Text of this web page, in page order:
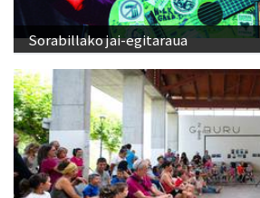
Sorabillako jai-egitaraua